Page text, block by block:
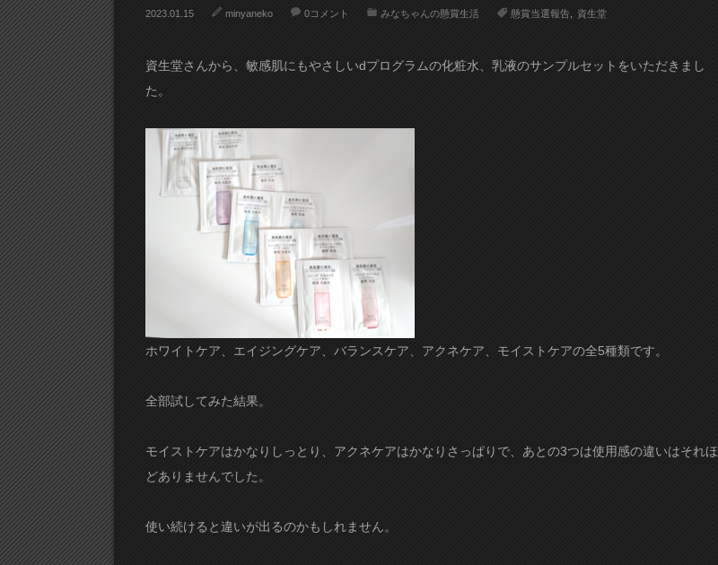
2023.01.15 minyaneko 0コメント みなちゃんの懸賞生活 懸賞当選報告 資生堂
資生堂さんから、敏感肌にもやさしいdプログラムの化粧水、乳液のサンプルセットをいただきまし
た。
ホワイトケア、エイジングケア、バランスケア、アクネケア、モイストケアの全5種類です。
全部試してみた結果。
モイストケアはかなりしっとり、アクネケアはかなりさっぱりで、あとの3つは使用感の違いはそれほ
どありませんでした。
使い続けると違いが出るのかもしれません。